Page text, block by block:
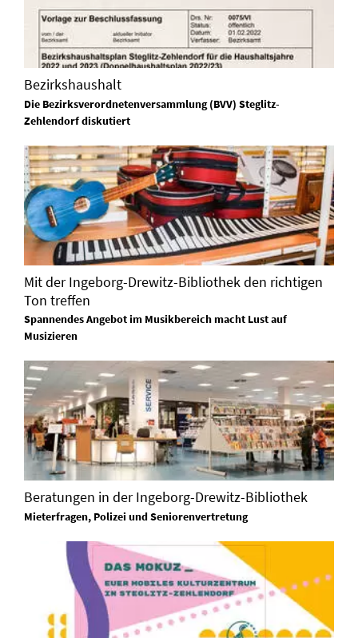
Bezirkshaushalt
Die Bezirksverordnetenversammlung (BVV) Steglitz-
Zehlendorf diskutiert
Mit der Ingeborg-Drewitz-Bibliothek den richtigen
Ton treffen
Spannendes Angebot im Musikbereich macht Lust auf
Musizieren
Beratungen in der Ingeborg-Drewitz-Bibliothek
Mieterfragen, Polizei und Seniorenvertretung